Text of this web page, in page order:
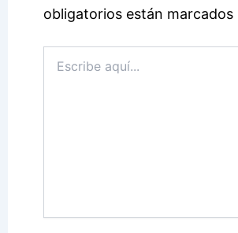
obligatorios están marcados
aquí...